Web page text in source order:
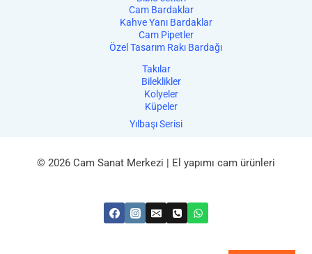
Cam Bardaklar
Kahve Yanı Bardaklar
Cam Pipetler
Özel Tasarım Rakı Bardağı
Takılar
Bileklikler
Kolyeler
Küpeler
Yılbaşı Serisi
© 2026 Cam Sanat Merkezi | El yapımı cam ürünleri